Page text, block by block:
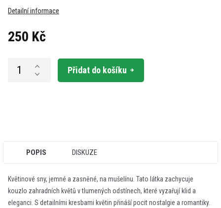
250 Kč
Přidat do košíku
Detailní informace
POPIS DISKUZE
Květinové sny, jemné a zasněné, na mušelínu. Tato látka zachycuje
kouzlo zahradních květů v tlumených odstínech, které vyzařují klid a
eleganci. S detailními kresbami květin přináší pocit nostalgie a romantiky.